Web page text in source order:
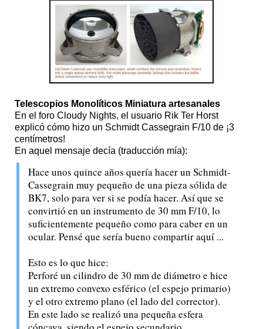
Telescopios Monolíticos Miniatura artesanales
En el foro Cloudy Nights, el usuario Rik Ter Horst
explicó cómo hizo un Schmidt Cassegrain F/10 de ¡3
centímetros!
En aquel mensaje decía (traducción mía):
Hace unos quince años quería hacer un Schmidt-
Cassegrain muy pequeño de una pieza sólida de
BK7, solo para ver si se podía hacer. Así que se
convirtió en un instrumento de 30 mm F/10, lo
suficientemente pequeño como para caber en un
ocular. Pensé que sería bueno compartir aquí ...
Esto es lo que hice:
Perforé un cilindro de 30 mm de diámetro e hice
un extremo convexo esférico (el espejo primario)
y el otro extremo plano (el lado del corrector).
En este lado se realizó una pequeña esfera